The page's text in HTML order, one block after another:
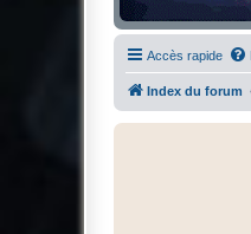
Accès rapide
Index du forum